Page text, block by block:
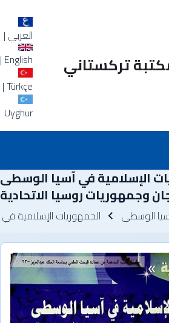
العربي |
English
|
Türkçe
|
Uyghur
تركستاني
الإسلامية في آسيا الوسطى
وجمهوريات روسيا الاتحادية
الوسطى الجمهوريات الإسلامية